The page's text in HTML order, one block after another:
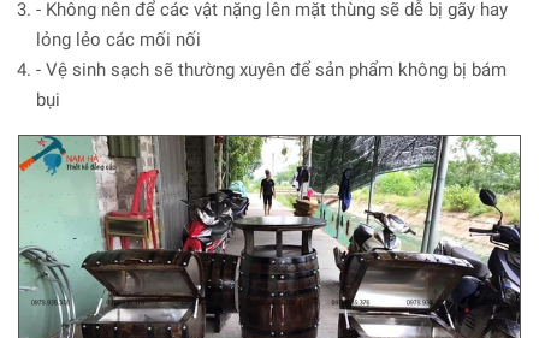
- Không nên để các vật nặng lên mặt thùng sẽ dễ bị gãy hay
lỏng lẻo các mối nối
- Vệ sinh sạch sẽ thường xuyên để sản phẩm không bị bám
bụi